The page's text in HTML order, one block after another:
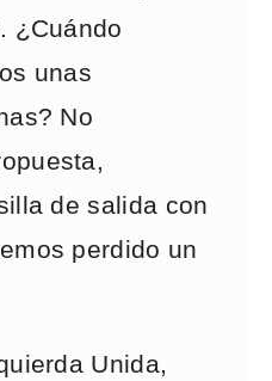
¿Cuándo
unas
No
de salida con
perdido un
Unida,